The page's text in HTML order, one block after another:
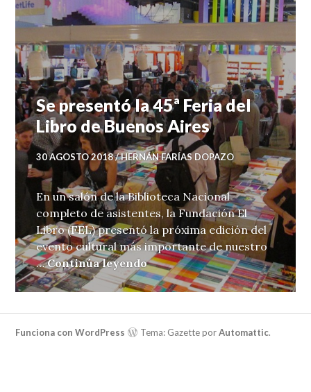
Se presentó la 45ª Feria del
Libro de Buenos Aires
30 AGOSTO 2018 HERNÁN FARÍAS DOPAZO
En un salón de la Biblioteca Nacional
completo de asistentes, la Fundación El
Libro (FEL) presentó la próxima edición del
evento cultural más importante de nuestro
…Continúa leyendoSe presentó la 45ª Feria del
Funciona con WordPress Tema: Gazette porAutomattic.